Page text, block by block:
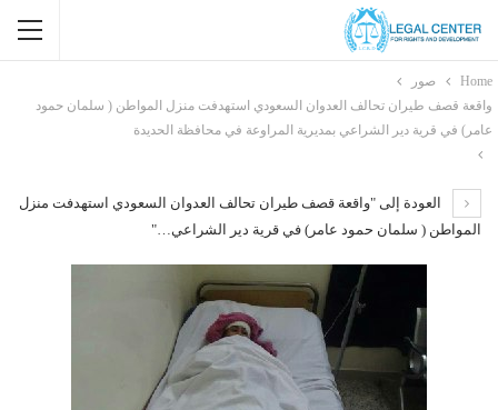
Home
صور
واقعة قصف طيران تحالف العدوان السعودي استهدفت منزل المواطن ( سلمان حمود
عامر) في قرية دير الشراعي بمديرية المراوعة في محافظة الحديدة
العودة إلى "واقعة قصف طيران تحالف العدوان السعودي استهدفت منزل
المواطن ( سلمان حمود عامر) في قرية دير الشراعي…"